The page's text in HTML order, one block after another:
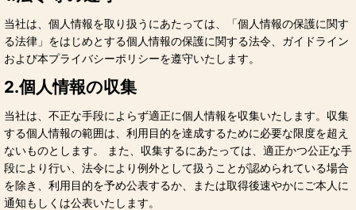
当社は、個人情報を取り扱うにあたっては、「個人情報の保護に関す
る法律」をはじめとする個人情報の保護に関する法令、ガイドライン
および本プライバシーポリシーを遵守いたします。
2.個人情報の収集
当社は、不正な手段によらず適正に個人情報を収集いたします。収集
する個人情報の範囲は、利用目的を達成するために必要な限度を超え
ないものとします。 また、収集するにあたっては、適正かつ公正な手
段により行い、法令により例外として扱うことが認められている場合
を除き、利用目的を予め公表するか、または取得後速やかにご本人に
通知もしくは公表いたします。